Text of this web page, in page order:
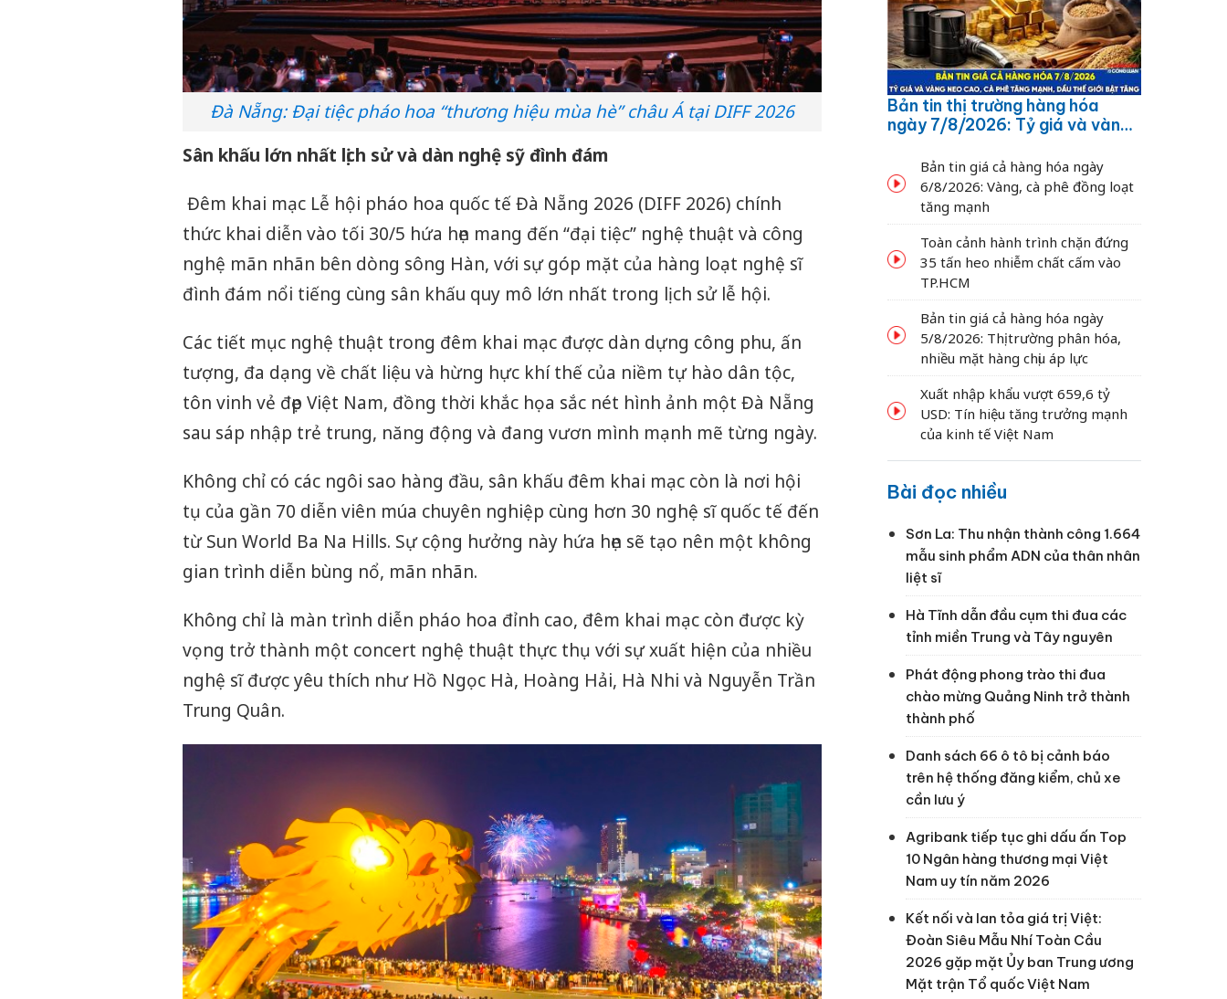
Đà Nẵng: Đại tiệc pháo hoa “thương hiệu mùa hè” châu Á tại DIFF 2026
Sân khấu lớn nhất lịch sử và dàn nghệ sỹ đình đám
Đêm khai mạc Lễ hội pháo hoa quốc tế Đà Nẵng 2026 (DIFF 2026) chính
thức khai diễn vào tối 30/5 hứa hẹn mang đến “đại tiệc” nghệ thuật và công
nghệ mãn nhãn bên dòng sông Hàn, với sự góp mặt của hàng loạt nghệ sĩ
đình đám nổi tiếng cùng sân khấu quy mô lớn nhất trong lịch sử lễ hội.
Các tiết mục nghệ thuật trong đêm khai mạc được dàn dựng công phu, ấn
tượng, đa dạng về chất liệu và hừng hực khí thế của niềm tự hào dân tộc,
tôn vinh vẻ đẹp Việt Nam, đồng thời khắc họa sắc nét hình ảnh một Đà Nẵng
sau sáp nhập trẻ trung, năng động và đang vươn mình mạnh mẽ từng ngày.
Không chỉ có các ngôi sao hàng đầu, sân khấu đêm khai mạc còn là nơi hội
tụ của gần 70 diễn viên múa chuyên nghiệp cùng hơn 30 nghệ sĩ quốc tế đến
từ Sun World Ba Na Hills. Sự cộng hưởng này hứa hẹn sẽ tạo nên một không
gian trình diễn bùng nổ, mãn nhãn.
Không chỉ là màn trình diễn pháo hoa đỉnh cao, đêm khai mạc còn được kỳ
vọng trở thành một concert nghệ thuật thực thụ với sự xuất hiện của nhiều
nghệ sĩ được yêu thích như Hồ Ngọc Hà, Hoàng Hải, Hà Nhi và Nguyễn Trần
Trung Quân.
Bản tin thị trường hàng hóa
ngày 7/8/2026: Tỷ giá và vàng
dầu thế giới bật tăng
Bản tin giá cả hàng hóa ngày
6/8/2026: Vàng, cà phê đồng loạt
tăng mạnh
Toàn cảnh hành trình chặn đứng
35 tấn heo nhiễm chất cấm vào
TP.HCM
Bản tin giá cả hàng hóa ngày
5/8/2026: Thị trường phân hóa,
nhiều mặt hàng chịu áp lực
Xuất nhập khẩu vượt 659,6 tỷ
USD: Tín hiệu tăng trưởng mạnh
của kinh tế Việt Nam
Bài đọc nhiều
Sơn La: Thu nhận thành công 1.664
mẫu sinh phẩm ADN của thân nhân
liệt sĩ
Hà Tĩnh dẫn đầu cụm thi đua các
tỉnh miền Trung và Tây nguyên
Phát động phong trào thi đua
chào mừng Quảng Ninh trở thành
thành phố
Danh sách 66 ô tô bị cảnh báo
trên hệ thống đăng kiểm, chủ xe
cần lưu ý
Agribank tiếp tục ghi dấu ấn Top
10 Ngân hàng thương mại Việt
Nam uy tín năm 2026
Kết nối và lan tỏa giá trị Việt:
Đoàn Siêu Mẫu Nhí Toàn Cầu
2026 gặp mặt Ủy ban Trung ương
Mặt trận Tổ quốc Việt Nam